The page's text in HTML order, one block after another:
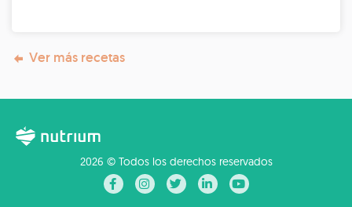
Ver más recetas
2026 © Todos los derechos reservados